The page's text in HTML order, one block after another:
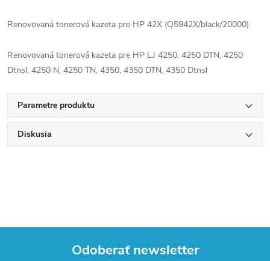
Renovovaná tonerová kazeta pre HP 42X (Q5942X/black/20000)
Renovovaná tonerová kazeta pre HP LJ 4250, 4250 DTN, 4250
Dtnsl, 4250 N, 4250 TN, 4350, 4350 DTN, 4350 Dtnsl
Parametre produktu
Diskusia
Odoberať newsletter